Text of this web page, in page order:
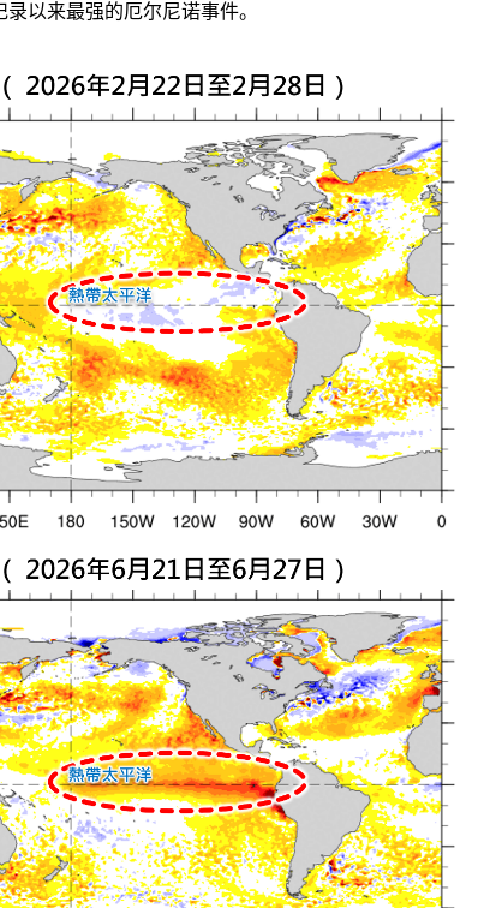
以来最强的厄尔尼诺事件。